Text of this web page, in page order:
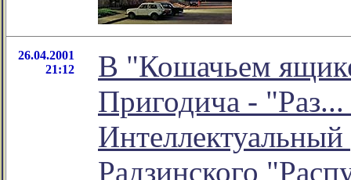
26.04.2001
21:12
В "Кошачьем
Пригодича -
Радзинского